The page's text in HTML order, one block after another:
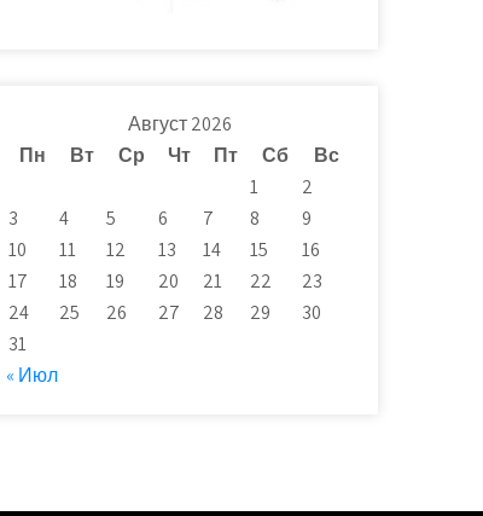
Август 2026
Пн
Вт Ср Чт Пт Сб
Вс
1
2
3
4 5 6 7 8
9
10
11 12 13 14 15
16
17
18 19 20 21 22
23
24
25 26 27 28 29
30
31
« Июл